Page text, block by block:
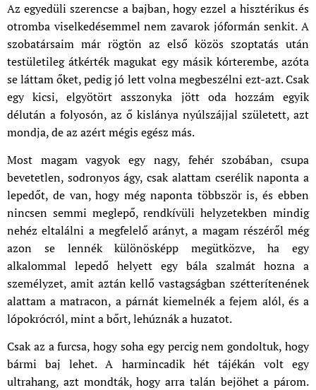
Az egyedüli szerencse a bajban, hogy ezzel a hisztérikus és
otromba viselkedésemmel nem zavarok jóformán senkit. A
szobatársaim már rögtön az első közös szoptatás után
testületileg átkérték magukat egy másik kórterembe, azóta
se láttam őket, pedig jó lett volna megbeszélni ezt-azt. Csak
egy kicsi, elgyötört asszonyka jött oda hozzám egyik
délután a folyosón, az ő kislánya nyúlszájjal született, azt
mondja, de az azért mégis egész más.
Most magam vagyok egy nagy, fehér szobában, csupa
bevetetlen, sodronyos ágy, csak alattam cserélik naponta a
lepedőt, de van, hogy még naponta többször is, és ebben
nincsen semmi meglepő, rendkívüli helyzetekben mindig
nehéz eltalálni a megfelelő arányt, a magam részéről még
azon se lennék különösképp megütközve, ha egy
alkalommal lepedő helyett egy bála szalmát hozna a
személyzet, amit aztán kellő vastagságban szétterítenének
alattam a matracon, a párnát kiemelnék a fejem alól, és a
lópokrócról, mint a bőrt, lehúznák a huzatot.
Csak az a furcsa, hogy soha egy percig nem gondoltuk, hogy
bármi baj lehet. A harmincadik hét tájékán volt egy
ultrahang, azt mondták, hogy arra talán bejöhet a párom.